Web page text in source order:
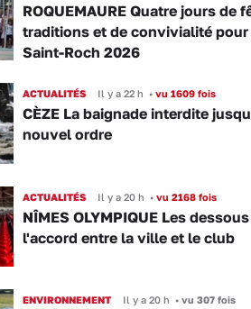
ROQUEMAURE Quatre jours de
traditions et de convivialité pour
Saint-Roch 2026
ACTUALITÉS Il y a 22 h •vu 1609 fois
CÈZE La baignade interdite
nouvel ordre
ACTUALITÉS Il y a 20 h •vu 2168 fois
NÎMES OLYMPIQUE Les
l'accord entre la ville et le club
ENVIRONNEMENT Il y a 20 h •vu 307 fois